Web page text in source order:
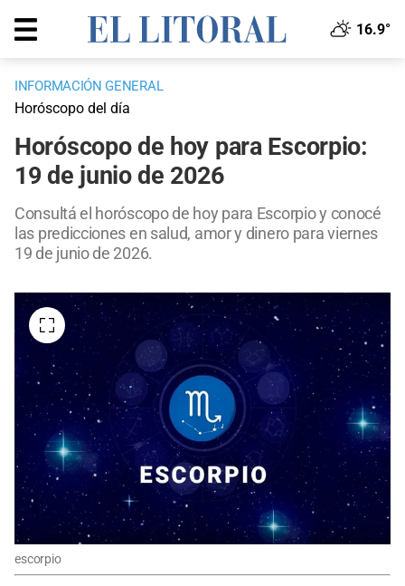
16.9°
INFORMACIÓN GENERAL
Horóscopo del día
Horóscopo de hoy para Escorpio:
19 de junio de 2026
Consultá el horóscopo de hoy para Escorpio y conocé
las predicciones en salud, amor y dinero para viernes
19 de junio de 2026.
escorpio